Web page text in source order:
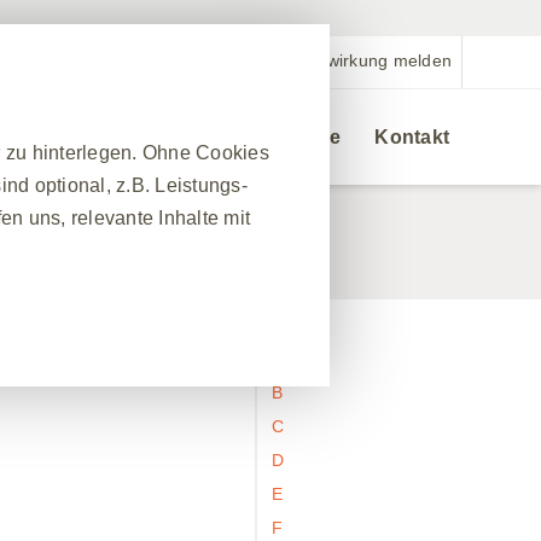
Nebenwirkung melden
Bestellservice Kontakt
B
C
D
E
F
hinterlegen. Ohne Cookies
optional, z.B. Leistungs-
uns, relevante Inhalte mit
Website-Besuchs zu
nach Diensten
von Formularen. Sie
einige Teile der Website